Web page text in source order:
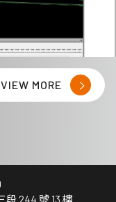
VIEW MORE
段 244 號 13 樓